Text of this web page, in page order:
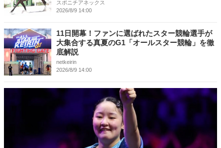
スポニチアネックス
2026/8/9 14:00
11日開幕！ファンに選ばれたスター競輪選手が
大集合する真夏のG1「オールスター競輪」を徹
底解説
netkeirin
2026/8/9 14:00